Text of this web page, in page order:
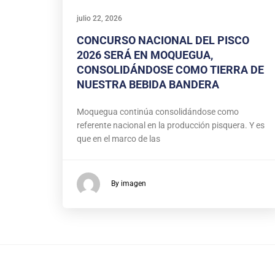
julio 22, 2026
CONCURSO NACIONAL DEL PISCO
2026 SERÁ EN MOQUEGUA,
CONSOLIDÁNDOSE COMO TIERRA DE
NUESTRA BEBIDA BANDERA
Moquegua continúa consolidándose como
referente nacional en la producción pisquera. Y es
que en el marco de las
By imagen